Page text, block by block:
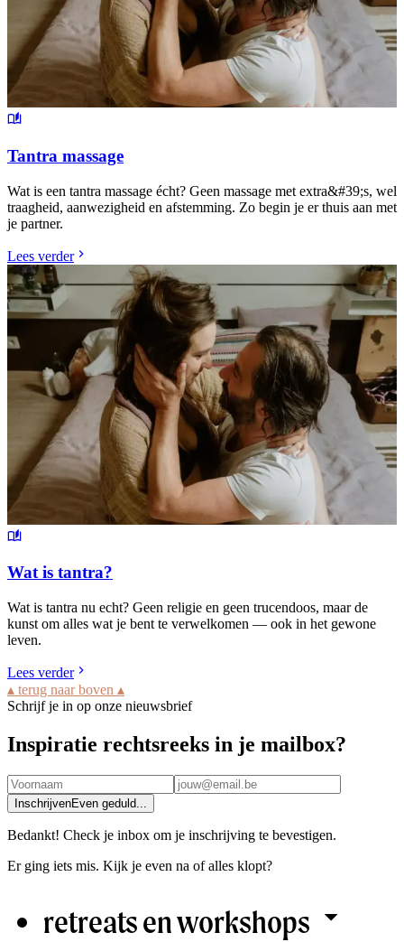
Tantra massage
Wat is een tantra massage écht? Geen massage met extra&#39;s, wel
traagheid, aanwezigheid en afstemming. Zo begin je er thuis aan met
je partner.
Lees verder
Wat is tantra?
Wat is tantra nu echt? Geen religie en geen trucendoos, maar de
kunst om alles wat je bent te verwelkomen — ook in het gewone
leven.
Lees verder
▴ terug naar boven ▴
Schrijf je in op onze nieuwsbrief
Inspiratie rechtsreeks in je mailbox?
InschrijvenEven geduld...
Bedankt! Check je inbox om je inschrijving te bevestigen.
Er ging iets mis. Kijk je even na of alles klopt?
retreats en workshops